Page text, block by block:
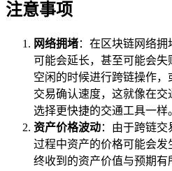
注意事项
网络拥堵：在区块链网络
可能会延长，甚至可能会
空闲的时候进行跨链操作
交易确认速度，这就像在
选择更快捷的交通工具一样
资产价格波动：由于跨链
过程中资产的价格可能会
终收到的资产价值与预期